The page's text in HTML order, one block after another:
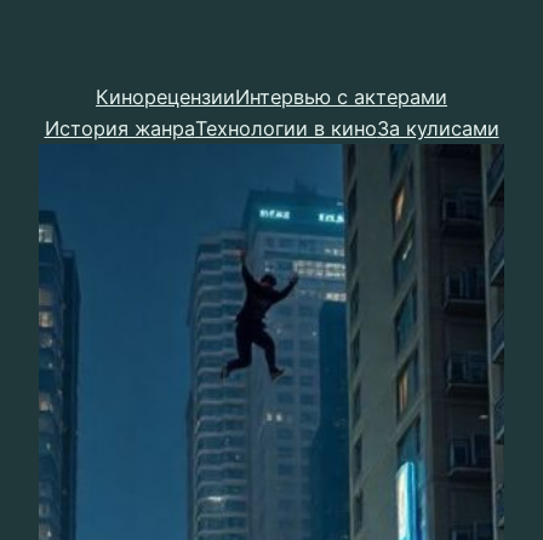
КинорецензииИнтервью с актерами
История жанраТехнологии в киноЗа кулисами